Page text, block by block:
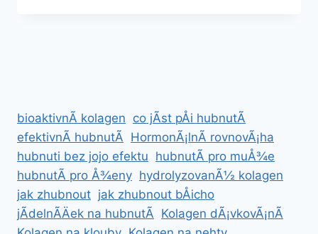
bioaktivnÃ­ kolagen co jÃ­st pÅi hubnutÃ­
efektivnÃ­ hubnutÃ­ HormonÃ¡lnÃ­ rovnovÃ¡ha
hubnuti bez jojo efektu hubnutÃ­ pro muÅ¾e
hubnutÃ­ pro Å¾eny hydrolyzovanÃ½ kolagen
jak zhubnout jak zhubnout bÅicho
jÃ­delnÃ­Äek na hubnutÃ­ Kolagen dÃ¡vkovÃ¡nÃ­